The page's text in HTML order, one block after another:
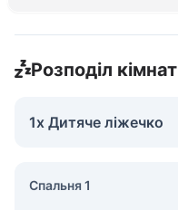
Розподіл кімнат
1x Дитяче ліжечко
Спальня 1